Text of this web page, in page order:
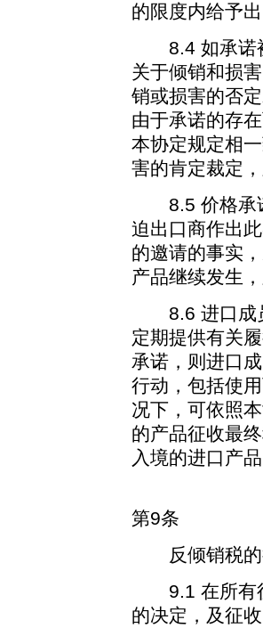
的限度内给予
8.4 如承诺被
关于倾销和损
销或损害的否
由于承诺的存
本协定规定相
害的肯定裁定
8.5 价格承诺
迫出口商作出
的邀请的事实
产品继续发生
8.6 进口成员
定期提供有关
承诺，则进口
行动，包括使
况下，可依照
的产品征收最
入境的进口产
第9条
反倾销税的
9.1 在所有征
的决定，及征